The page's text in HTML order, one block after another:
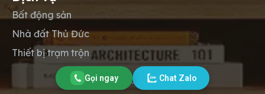
Bất động sản
Nhà đất Thủ Đức
Thiết bị trạm trộn
Gọi ngay Chat Zalo